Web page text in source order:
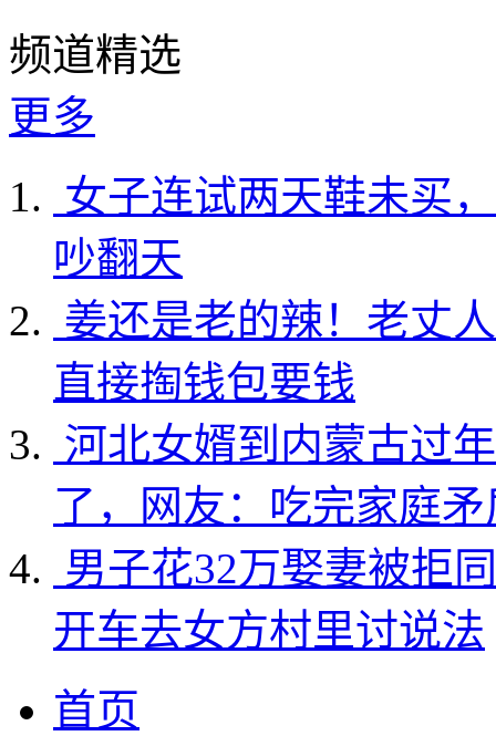
频道精选
更多
女子连试两天鞋未买
吵翻天
姜还是老的辣！老丈
直接掏钱包要钱
河北女婿到内蒙古过
了，网友：吃完家庭
男子花32万娶妻被拒
开车去女方村里讨说法
首页